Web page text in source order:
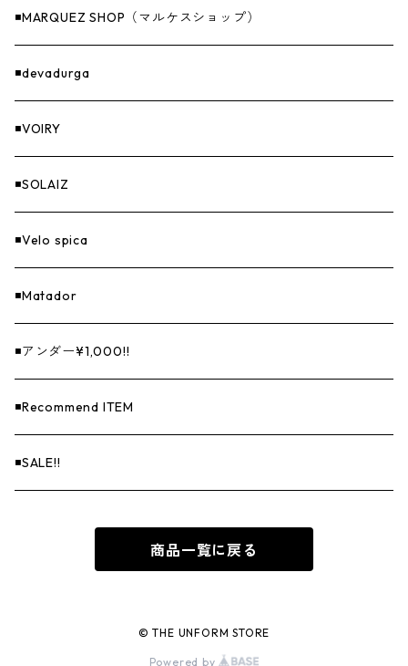
燃料
GOODS
◾️MARQUEZ SHOP（マルケスショップ）
◾️devadurga
◾️VOIRY
◾️SOLAIZ
◾️Velo spica
◾️Matador
◾️アンダー¥1,000!!
◾️Recommend ITEM
◾️SALE!!
商品一覧に戻る
© THE UNFORM STORE
Powered by